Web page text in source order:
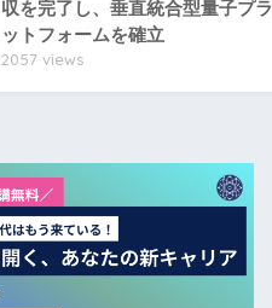
収を完了し、垂直統合型量子プラ
ットフォームを確立
2057 views